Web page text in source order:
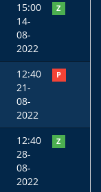
15:00
14-
08-
2022
Z
12:40
21-
08-
2022
P
12:40
28-
08-
2022
Z